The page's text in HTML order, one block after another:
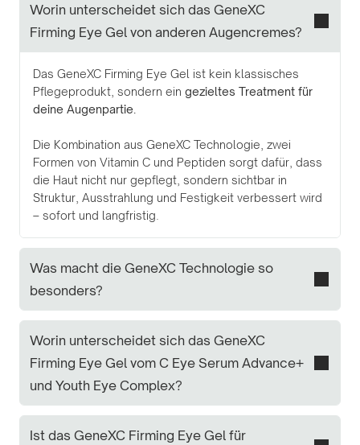
Worin unterscheidet sich das GeneXC
Firming Eye Gel von anderen Augencremes?
Das GeneXC Firming Eye Gel ist kein klassisches
Pflegeprodukt, sondern ein gezieltes Treatment für
deine Augenpartie.
Die Kombination aus GeneXC Technologie, zwei
Formen von Vitamin C und Peptiden sorgt dafür, dass
die Haut nicht nur gepflegt, sondern sichtbar in
Struktur, Ausstrahlung und Festigkeit verbessert wird
– sofort und langfristig.
Was macht die GeneXC Technologie so
besonders?
Worin unterscheidet sich das GeneXC
Firming Eye Gel vom C Eye Serum Advance+
und Youth Eye Complex?
Ist das GeneXC Firming Eye Gel für